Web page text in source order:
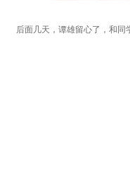
后面几天，谭雄留心了，和同